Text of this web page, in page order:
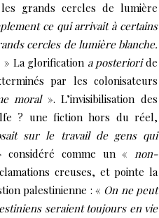
grands cercles de lumière
ce qui arrivait à certains
cercles de lumière blanche.
» La glorification a posterioride
par les colonisateurs
moral». L’invisibilisation des
? une fiction hors du réel,
sur le travail de gens qui
comme un «non-
creuses, et pointe la
palestinienne : « On ne peut
seraient toujours en vie